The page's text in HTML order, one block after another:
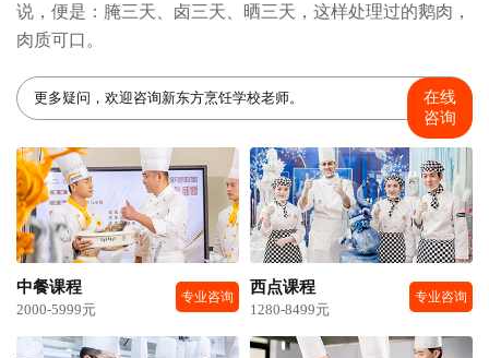
说，便是：腌三天、卤三天、晒三天，这样处理过的鹅肉，
肉质可口。
更多疑问，欢迎咨询新东方烹饪学校老师。
在线
咨询
中餐课程
2000-5999元
专业咨询
西点课程
1280-8499元
专业咨询